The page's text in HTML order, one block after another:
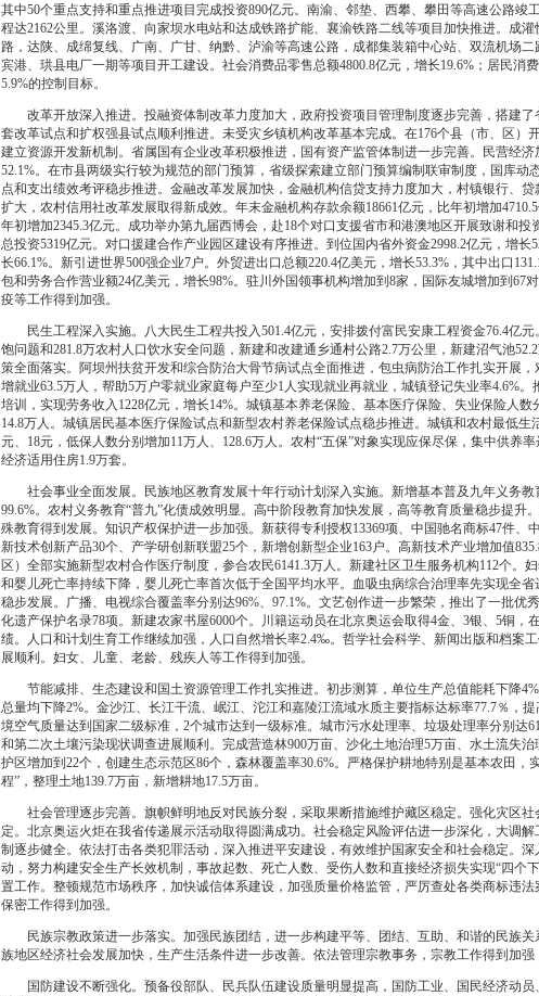
其中50个重点支持和重点推进项目完成投资890亿元。南渝、邻垫、西攀、攀田等高速公路竣
程达2162公里。溪洛渡、向家坝水电站和达成铁路扩能、襄渝铁路二线等项目加快推进。成
路，达陕、成绵复线、广南、广甘、纳黔、泸渝等高速公路，成都集装箱中心站、双流机场
宾港、珙县电厂一期等项目开工建设。社会消费品零售总额4800.8亿元，增长19.6%；居民消
5.9%的控制目标。
改革开放深入推进。投融资体制改革力度加大，政府投资项目管理制度逐步完善，搭建了
套改革试点和扩权强县试点顺利推进。未受灾乡镇机构改革基本完成。在176个县（市、区）
建立资源开发新机制。省属国有企业改革积极推进，国有资产监管体制进一步完善。民营经
52.1%。在市县两级实行较为规范的部门预算，省级探索建立部门预算编制联审制度，国库动
点和支出绩效考评稳步推进。金融改革发展加快，金融机构信贷支持力度加大，村镇银行、
扩大，农村信用社改革发展取得新成效。年末金融机构存款余额18661亿元，比年初增加
年初增加2345.3亿元。成功举办第九届西博会，赴18个对口支援省市和港澳地区开展致谢和投
总投资5319亿元。对口援建合作产业园区建设有序推进。到位国内省外资金2998.2亿元，增长
长66.1%。新引进世界500强企业7户。外贸进出口总额220.4亿美元，增长53.3%，其中出口
包和劳务合作营业额24亿美元，增长98%。驻川外国领事机构增加到8家，国际友城增加到67
疫等工作得到加强。
民生工程深入实施。八大民生工程共投入501.4亿元，安排拨付富民安康工程资金76.4亿元
饱问题和281.8万农村人口饮水安全问题，新建和改建通乡通村公路2.7万公里，新建沼气池
策全面落实。阿坝州扶贫开发和综合防治大骨节病试点全面推进，包虫病防治工作扎实开展
增就业63.5万人，帮助5万户零就业家庭每户至少1人实现就业再就业，城镇登记失业率4.6%
培训，实现劳务收入1228亿元，增长14%。城镇基本养老保险、基本医疗保险、失业保险人数
14.8万人。城镇居民基本医疗保险试点和新型农村养老保险试点稳步推进。城镇和农村最低生
元、18元，低保人数分别增加11万人、128.6万人。农村“五保”对象实现应保尽保，集中供养率
经济适用住房1.9万套。
社会事业全面发展。民族地区教育发展十年行动计划深入实施。新增基本普及九年义务教
99.6%。农村义务教育“普九”化债成效明显。高中阶段教育加快发展，高等教育质量稳步提升
殊教育得到发展。知识产权保护进一步加强。新获得专利授权13369项、中国驰名商标47件、
新技术创新产品30个、产学研创新联盟25个，新增创新型企业163户。高新技术产业增加值
区）全部实施新型农村合作医疗制度，参合农民6141.3万人。新建社区卫生服务机构112个。
和婴儿死亡率持续下降，婴儿死亡率首次低于全国平均水平。血吸虫病综合治理率先实现全
稳步发展。广播、电视综合覆盖率分别达96%、97.1%。文艺创作进一步繁荣，推出了一批优
化遗产保护名录78项。新建农家书屋6000个。川籍运动员在北京奥运会取得4金、3银、5铜，
绩。人口和计划生育工作继续加强，人口自然增长率2.4‰。哲学社会科学、新闻出版和档案
展顺利。妇女、儿童、老龄、残疾人等工作得到加强。
节能减排、生态建设和国土资源管理工作扎实推进。初步测算，单位生产总值能耗下降
总量均下降2%。金沙江、长江干流、岷江、沱江和嘉陵江流域水质主要指标达标率77.7％，
境空气质量达到国家二级标准，2个城市达到一级标准。城市污水处理率、垃圾处理率分别达
和第二次土壤污染现状调查进展顺利。完成营造林900万亩、沙化土地治理5万亩、水土流失治
护区增加到22个，创建生态示范区86个，森林覆盖率30.6%。严格保护耕地特别是基本农田，
程”，整理土地139.7万亩，新增耕地17.5万亩。
社会管理逐步完善。旗帜鲜明地反对民族分裂，采取果断措施维护藏区稳定。强化灾区社
定。北京奥运火炬在我省传递展示活动取得圆满成功。社会稳定风险评估进一步深化，大调
制逐步健全。依法打击各类犯罪活动，深入推进平安建设，有效维护国家安全和社会稳定。深
动，努力构建安全生产长效机制，事故起数、死亡人数、受伤人数和直接经济损失实现“四个
置工作。整顿规范市场秩序，加快诚信体系建设，加强质量价格监管，严厉查处各类商标违法
保密工作得到加强。
民族宗教政策进一步落实。加强民族团结，进一步构建平等、团结、互助、和谐的民族关
族地区经济社会发展加快，生产生活条件进一步改善。依法管理宗教事务，宗教工作得到加强
国防建设不断强化。预备役部队、民兵队伍建设质量明显提高，国防工业、国民经济动员